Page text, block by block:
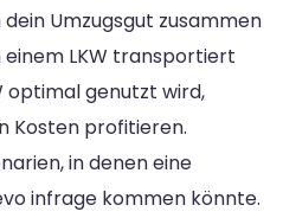
dein Umzugsgut zusammen
LKW transportiert
optimal genutzt wird,
Kosten profitieren.
in denen eine
infrage kommen könnte.